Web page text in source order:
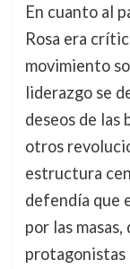
En cuanto al
Rosa era
movimiento
liderazgo se
deseos de las
otros
estructura
defendía que
por las
protagonistas